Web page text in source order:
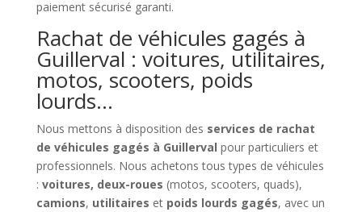
paiement sécurisé garanti.
Rachat de véhicules gagés à
Guillerval : voitures, utilitaires,
motos, scooters, poids
lourds…
Nous mettons à disposition des services de rachat
de véhicules gagés à Guillerval pour particuliers et
professionnels. Nous achetons tous types de véhicules
: voitures, deux-roues (motos, scooters, quads),
camions, utilitaires et poids lourds gagés, avec un